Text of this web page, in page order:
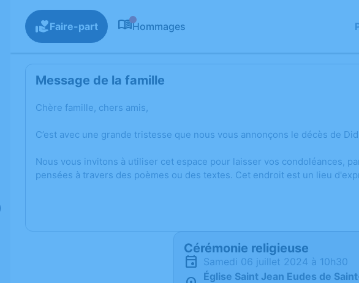
Faire-part Hommages
Message de la famille
Chère famille, chers amis,
C’est avec une grande tristesse que nous vous annonçons le décès de
Nous vous invitons à utiliser cet espace pour laisser vos condoléances,
pensées à travers des poèmes ou des textes. Cet endroit est un lieu
Cérémonie religieuse
samedi 06 juillet 2024 à 10h30
Église Saint Jean Eudes de